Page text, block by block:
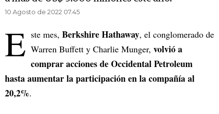
10 Agosto de 2022 07.45
E ste mes, Berkshire Hathaway, el conglomerado de
Warren Buffett y Charlie Munger, volvió a
comprar acciones de Occidental Petroleum
hasta aumentar la participación en la compañía al
20,2%.